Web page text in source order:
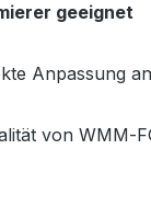
geeignet
Anpassung
von